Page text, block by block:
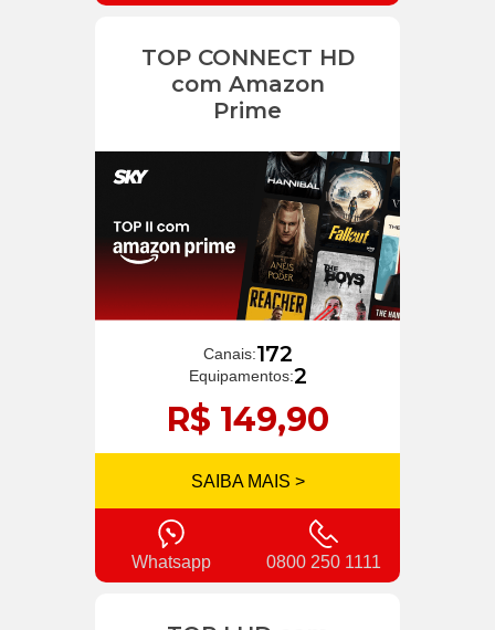
TOP CONNECT HD
com Amazon
Prime
Canais:172
Equipamentos:2
R$ 149,90
SAIBA MAIS >
Whatsapp 0800 250 1111